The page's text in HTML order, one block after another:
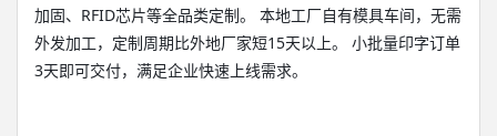
加固、RFID芯片等全品类定制。 本地工厂自有模具车间，无需
外发加工，定制周期比外地厂家短15天以上。 小批量印字订单
3天即可交付，满足企业快速上线需求。